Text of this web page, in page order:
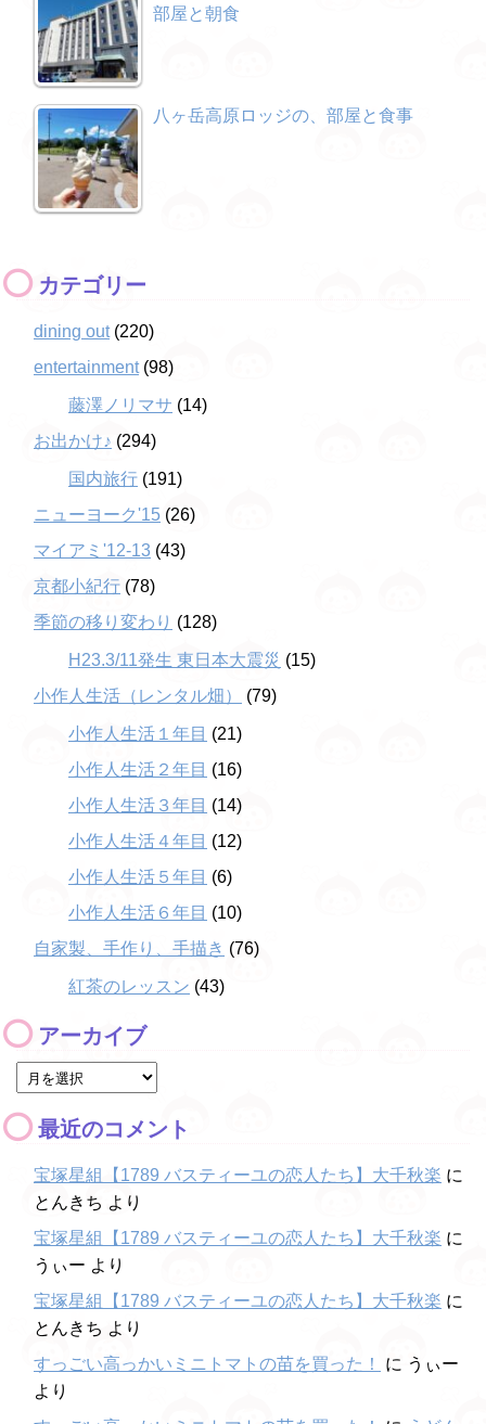
部屋と朝食
八ヶ岳高原ロッジの、部屋と食事
カテゴリー
dining out(220)
entertainment(98)
藤澤ノリマサ (14)
お出かけ♪ (294)
国内旅行 (191)
ニューヨーク'15 (26)
マイアミ'12-13 (43)
京都小紀行 (78)
季節の移り変わり (128)
H23.3/11発生 東日本大震災 (15)
小作人生活（レンタル畑）
(79)
小作人生活１年目 (21)
小作人生活２年目 (16)
小作人生活３年目 (14)
小作人生活４年目 (12)
小作人生活５年目 (6)
小作人生活６年目 (10)
自家製、手作り、手描き (76)
紅茶のレッスン (43)
アーカイブ
最近のコメント
宝塚星組【1789 バスティーユの恋人たち】大千秋楽 に
とんきち より
宝塚星組【1789 バスティーユの恋人たち】大千秋楽 に
うぃー より
宝塚星組【1789 バスティーユの恋人たち】大千秋楽 に
とんきち より
すっごい高っかいミニトマトの苗を買った！
に うぃー
より